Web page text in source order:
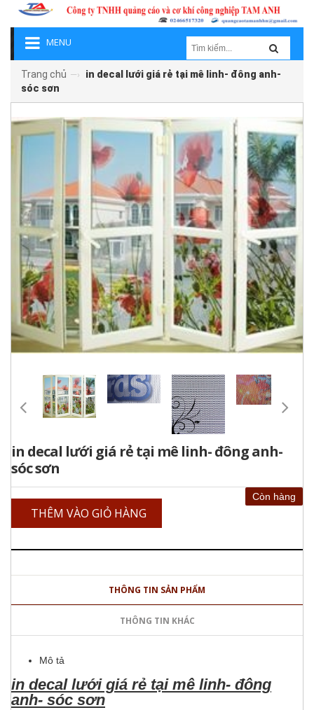
MENU
Trang chủ —›
in decal lưới giá rẻ tại mê linh- đông anh-
sóc sơn
in decal lưới giá rẻ tại mê linh- đông anh-
sóc sơn
Còn hàng
THÊM VÀO GIỎ HÀNG
THÔNG TIN SẢN PHẨM
THÔNG TIN KHÁC
Mô tả
in decal lưới giá rẻ tại mê linh- đông
anh- sóc sơn